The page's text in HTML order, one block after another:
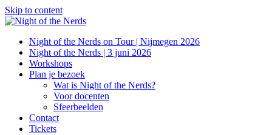
Skip to content
Night of the Nerds on Tour | Nijmegen 2026
Night of the Nerds | 3 juni 2026
Workshops
Plan je bezoek
Wat is Night of the Nerds?
Voor docenten
Sfeerbeelden
Contact
Tickets